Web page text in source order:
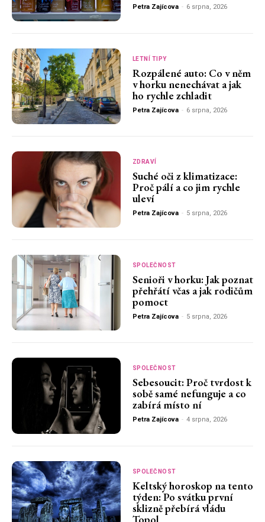
Petra Zajícova - 6 srpna, 2026
LETNÍ TIPY
Rozpálené auto: Co v něm
v horku nenechávat a jak
ho rychle zchladit
Petra Zajícova - 6 srpna, 2026
ZDRAVÍ
Suché oči z klimatizace:
Proč pálí a co jim rychle
uleví
Petra Zajícova - 5 srpna, 2026
SPOLEČNOST
Senioři v horku: Jak poznat
přehřátí včas a jak rodičům
pomoct
Petra Zajícova - 5 srpna, 2026
SPOLEČNOST
Sebesoucit: Proč tvrdost k
sobě samé nefunguje a co
zabírá místo ní
Petra Zajícova - 4 srpna, 2026
SPOLEČNOST
Keltský horoskop na tento
týden: Po svátku první
sklizně přebírá vládu